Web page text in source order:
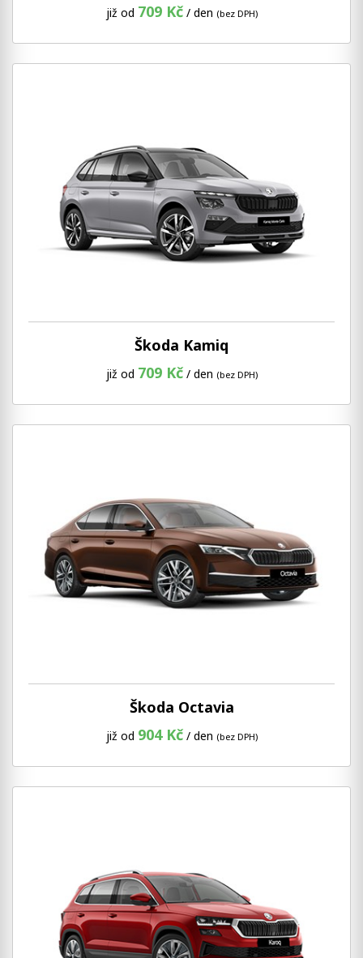
již od 709 Kč/ den (bez DPH)
Škoda Kamiq
již od 709 Kč/ den (bez DPH)
Škoda Octavia
již od 904 Kč/ den (bez DPH)